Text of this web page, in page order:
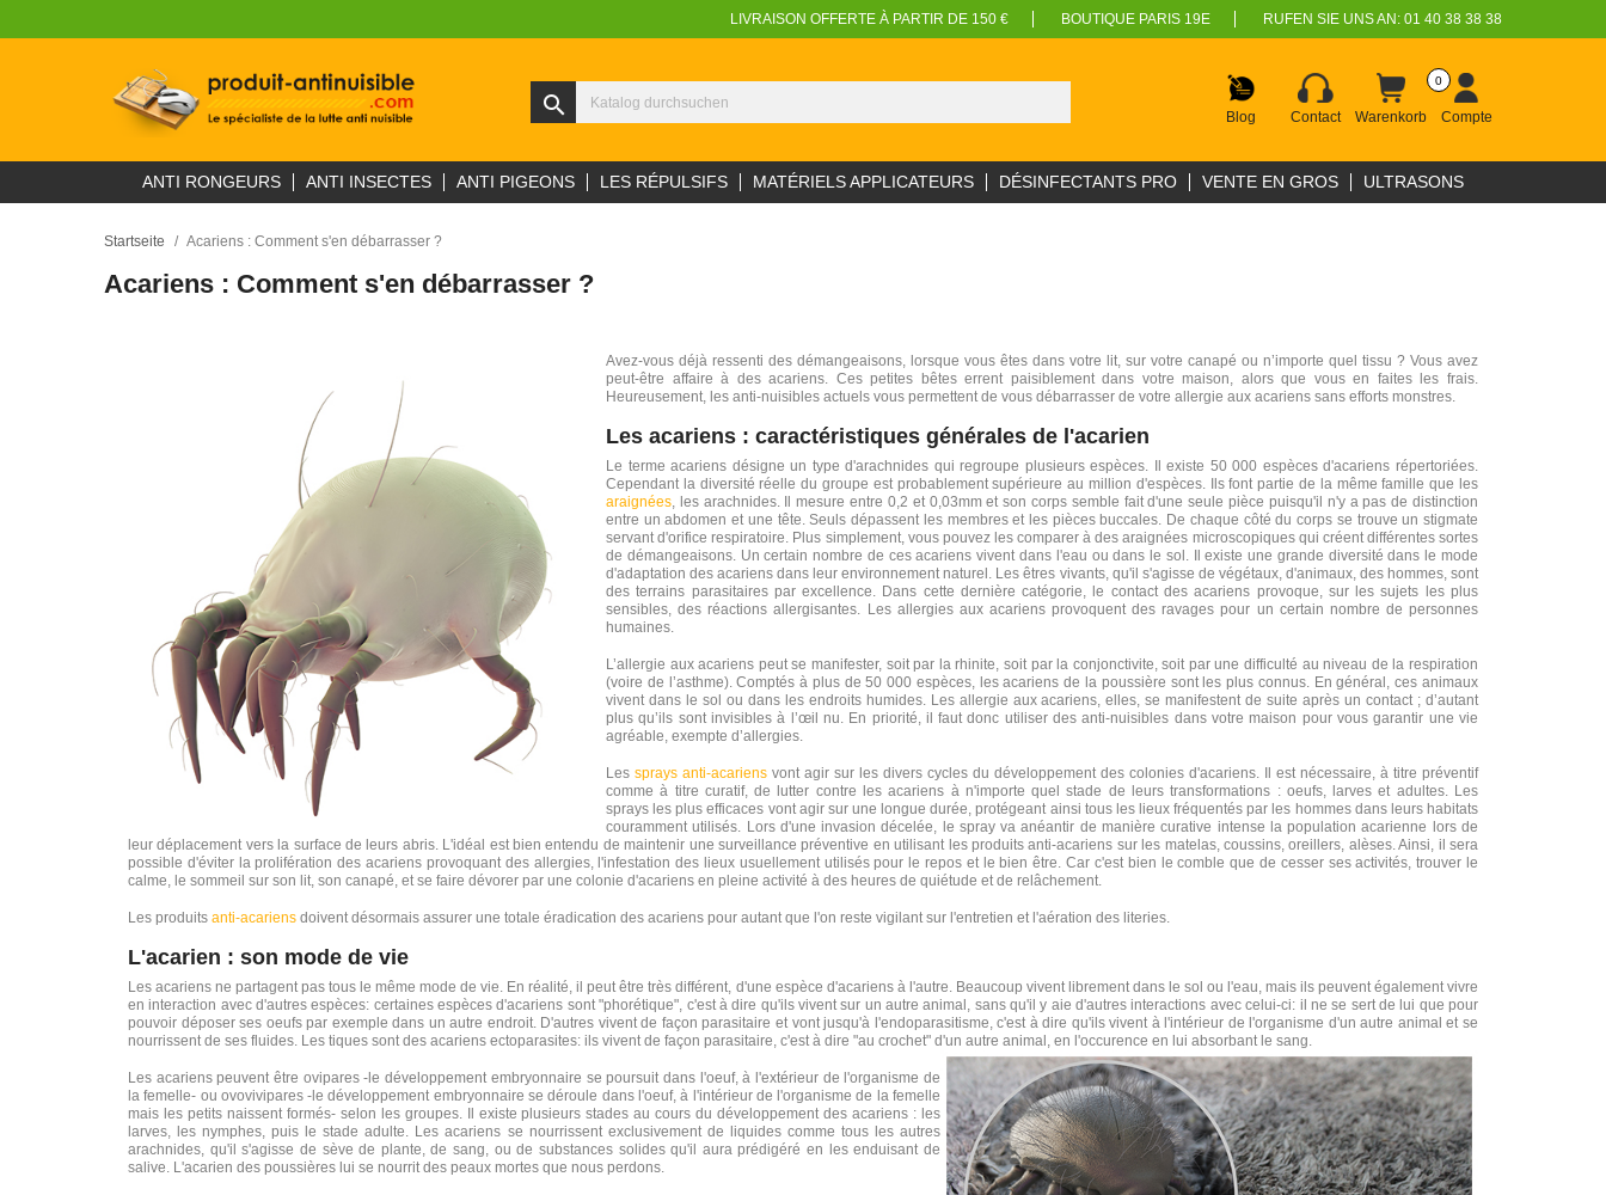
LIVRAISON OFFERTE À PARTIR DE 150 € BOUTIQUE PARIS 19E RUFEN SIE UNS AN: 01 40 38 38 38
search Blog Contact Warenkorb
0
Compte
ANTI RONGEURS ANTI INSECTES ANTI PIGEONS LES RÉPULSIFS MATÉRIELS APPLICATEURS DÉSINFECTANTS PRO VENTE EN GROS ULTRASONS
Startseite Acariens : Comment s'en débarrasser ?
Acariens : Comment s'en débarrasser ?
Avez-vous déjà ressenti des démangeaisons, lorsque vous êtes dans votre lit, sur votre canapé ou n’importe quel tissu ? Vous avez
peut-être affaire à des acariens. Ces petites bêtes errent paisiblement dans votre maison, alors que vous en faites les frais.
Heureusement, les anti-nuisibles actuels vous permettent de vous débarrasser de votre allergie aux acariens sans efforts monstres.
Les acariens : caractéristiques générales de l'acarien
Le terme acariens désigne un type d'arachnides qui regroupe plusieurs espèces. Il existe 50 000 espèces d'acariens répertoriées.
Cependant la diversité réelle du groupe est probablement supérieure au million d'espèces. Ils font partie de la même famille que les
araignées, les arachnides. Il mesure entre 0,2 et 0,03mm et son corps semble fait d'une seule pièce puisqu'il n'y a pas de distinction
entre un abdomen et une tête. Seuls dépassent les membres et les pièces buccales. De chaque côté du corps se trouve un stigmate
servant d'orifice respiratoire. Plus simplement, vous pouvez les comparer à des araignées microscopiques qui créent différentes sortes
de démangeaisons. Un certain nombre de ces acariens vivent dans l'eau ou dans le sol. Il existe une grande diversité dans le mode
d'adaptation des acariens dans leur environnement naturel. Les êtres vivants, qu'il s'agisse de végétaux, d'animaux, des hommes, sont
des terrains parasitaires par excellence. Dans cette dernière catégorie, le contact des acariens provoque, sur les sujets les plus
sensibles, des réactions allergisantes. Les allergies aux acariens provoquent des ravages pour un certain nombre de personnes
humaines.
L’allergie aux acariens peut se manifester, soit par la rhinite, soit par la conjonctivite, soit par une difficulté au niveau de la respiration
(voire de l’asthme). Comptés à plus de 50 000 espèces, les acariens de la poussière sont les plus connus. En général, ces animaux
vivent dans le sol ou dans les endroits humides. Les allergie aux acariens, elles, se manifestent de suite après un contact ; d’autant
plus qu’ils sont invisibles à l’œil nu. En priorité, il faut donc utiliser des anti-nuisibles dans votre maison pour vous garantir une vie
agréable, exempte d’allergies.
Les sprays anti-acariens vont agir sur les divers cycles du développement des colonies d'acariens. Il est nécessaire, à titre préventif
comme à titre curatif,de lutter contre les acariens à n'importe quel stade de leurs transformations : oeufs, larves et adultes. Les
sprays les plus efficaces vont agir sur une longue durée, protégeant ainsi tous les lieux fréquentés par les hommes dans leurs habitats
couramment utilisés. Lors d'une invasion décelée, le spray va anéantir de manière curative intense la population acarienne lors de
leur déplacement vers la surface de leurs abris. L'idéal est bien entendu de maintenir une surveillance préventive en utilisant les produits anti-acariens sur les matelas, coussins, oreillers, alèses. Ainsi, il sera
possible d'éviter la prolifération des acariens provoquant des allergies, l'infestation des lieux usuellement utilisés pour le repos et le bien être. Car c'est bien le comble que de cesser ses activités, trouver le
calme, le sommeil sur son lit, son canapé, et se faire dévorer par une colonie d'acariens en pleine activité à des heures de quiétude et de relâchement.
Les produits anti-acariens doivent désormais assurer une totale éradication des acariens pour autant que l'on reste vigilant sur l'entretien et l'aération des literies.
L'acarien : son mode de vie
Les acariens ne partagent pas tous le même mode de vie. En réalité, il peut être très différent, d'une espèce d'acariens à l'autre. Beaucoup vivent librement dans le sol ou l'eau, mais ils peuvent également vivre
en interaction avec d'autres espèces: certaines espèces d'acariens sont "phorétique", c'est à dire qu'ils vivent sur un autre animal, sans qu'il y aie d'autres interactions avec celui-ci: il ne se sert de lui que pour
pouvoir déposer ses oeufs par exemple dans un autre endroit. D'autres vivent de façon parasitaire et vont jusqu'à l'endoparasitisme, c'est à dire qu'ils vivent à l'intérieur de l'organisme d'un autre animal et se
nourrissent de ses fluides. Les tiques sont des acariens ectoparasites: ils vivent de façon parasitaire, c'est à dire "au crochet" d'un autre animal, en l'occurence en lui absorbant le sang.
Les acariens peuvent être ovipares -le développement embryonnaire se poursuit dans l'oeuf, à l'extérieur de l'organisme de
la femelle- ou ovovivipares -le développement embryonnaire se déroule dans l'oeuf, à l'intérieur de l'organisme de la femelle
mais les petits naissent formés- selon les groupes. Il existe plusieurs stades au cours du développement des acariens : les
larves, les nymphes, puis le stade adulte. Les acariens se nourrissent exclusivement de liquides comme tous les autres
arachnides, qu'il s'agisse de sève de plante, de sang, ou de substances solides qu'il aura prédigéré en les enduisant de
salive. L'acarien des poussières lui se nourrit des peaux mortes que nous perdons.